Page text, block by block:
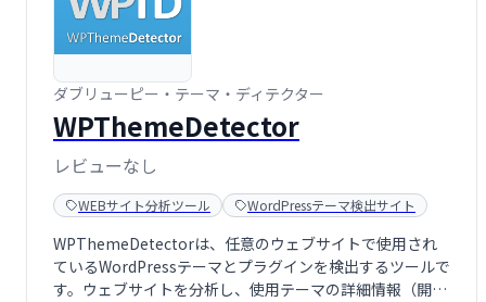
ダブリューピー・テーマ・ディテクター
WPThemeDetector
レビューなし
WEBサイト分析ツール WordPressテーマ検出サイト
WPThemeDetectorは、任意のウェブサイトで使用され
ているWordPressテーマとプラグインを検出するツールで
す。ウェブサイトを分析し、使用テーマの詳細情報（開発